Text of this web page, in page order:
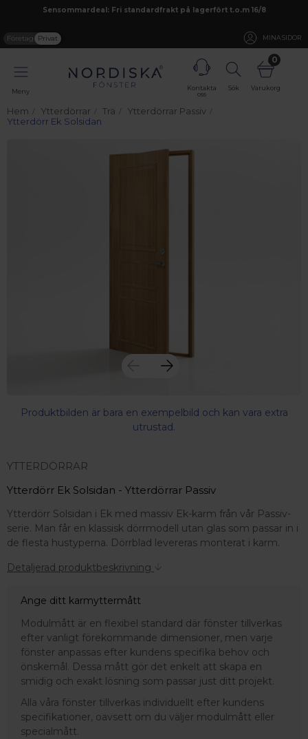
Sensommardeal: Fri standardfrakt på lagerfört t.o.m 16/8
Företag Privat MINA SIDOR
Meny
fokus på kvalitet, omtanke och djup kompetens.
Kontakta
oss
Sök
0
Varukorg
Hem Ytterdörrar Trä
Ytterdörrar Passiv
Ytterdörr Ek Solsidan
Produktbilden är bara en exempelbild och kan vara extra
utrustad.
YTTERDÖRRAR
Ytterdörr Ek Solsidan - Ytterdörrar Passiv
Ytterdörr Solsidan i Ek med massiv Ek-karm från vår Passiv-
serie. Man får en klassisk dörrmodell utan glas som passar in i
de flesta hustyperna. Dörrblad levereras monterat i karm.
Detaljerad produktbeskrivning
Ange ditt karmyttermått
Modulmått är en flexibel standard där fönster tillverkas
efter vanligt förekommande dimensioner, men varje
fönster anpassas efter kundens specifika behov och
önskemål. Dessa mått gör det enkelt att skapa en
smidig och exakt lösning som passar just ditt projekt.
Alla våra fönster tillverkas individuellt efter kundens
specifikationer, oavsett om du väljer modulmått eller
specialmått.